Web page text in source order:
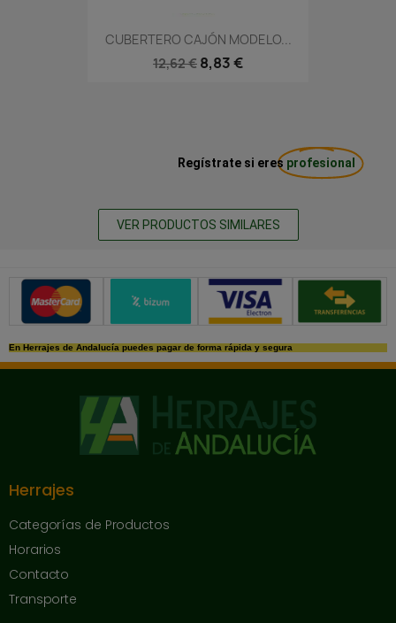
CUBERTERO CAJÓN MODELO...
12,62 € 8,83 €
Regístrate si eres profesional
VER PRODUCTOS SIMILARES
Métodos de pago seguros
En Herrajes de Andalucía puedes pagar de forma rápida y segura
Herrajes
Categorías de Productos
Horarios
Contacto
Transporte